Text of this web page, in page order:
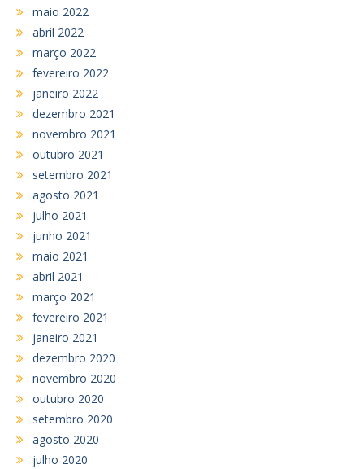
maio 2022
abril 2022
março 2022
fevereiro 2022
janeiro 2022
dezembro 2021
novembro 2021
outubro 2021
setembro 2021
agosto 2021
julho 2021
junho 2021
maio 2021
abril 2021
março 2021
fevereiro 2021
janeiro 2021
dezembro 2020
novembro 2020
outubro 2020
setembro 2020
agosto 2020
julho 2020